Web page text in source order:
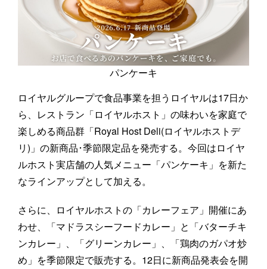
パンケーキ
ロイヤルグループで食品事業を担うロイヤルは17日か
ら、レストラン「ロイヤルホスト」の味わいを家庭で
楽しめる商品群「Royal Host Deli(ロイヤルホストデ
リ)」の新商品･季節限定品を発売する。今回はロイヤ
ルホスト実店舗の人気メニュー「パンケーキ」を新た
なラインアップとして加える。
さらに、ロイヤルホストの「カレーフェア」開催にあ
わせ、「マドラスシーフードカレー」と「バターチキ
ンカレー」、「グリーンカレー」、「鶏肉のガパオ炒
め」を季節限定で販売する。12日に新商品発表会を開